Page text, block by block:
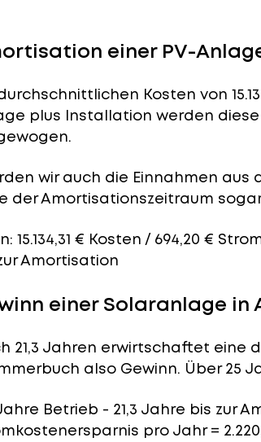
einer PV-
Kosten von
plus Installation werden diese
wir auch die Einnahmen
derAmortisationszeitraum
15.134,31 € Kosten / 694,20 €
Amortisation
einer Solaranlage in
21,3 Jahren erwirtschaftet eine
also Gewinn. Über 25
Betrieb - 21,3 Jahre bis zur
pro Jahr =